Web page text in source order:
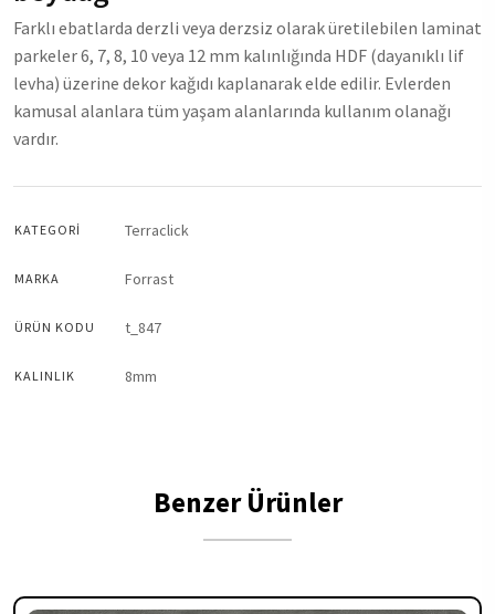
Farklı ebatlarda derzli veya derzsiz olarak üretilebilen laminat
parkeler 6, 7, 8, 10 veya 12 mm kalınlığında HDF (dayanıklı lif
levha) üzerine dekor kağıdı kaplanarak elde edilir. Evlerden
kamusal alanlara tüm yaşam alanlarında kullanım olanağı
vardır.
KATEGORI Terraclick
MARKA Forrast
ÜRÜN KODU t_847
KALINLIK 8mm
Benzer Ürünler